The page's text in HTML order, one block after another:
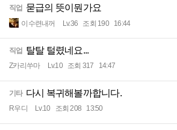
직업 묻급의 뜻이뭔가요
이수련내꺼 Lv.36 조회 190 16:44
직업 탈탈 털렸네요...
Z카리쑤마 Lv.10 조회 317 14:47
기타 다시 복귀해볼까합니다.
R우디 Lv.10 조회 208 13:50